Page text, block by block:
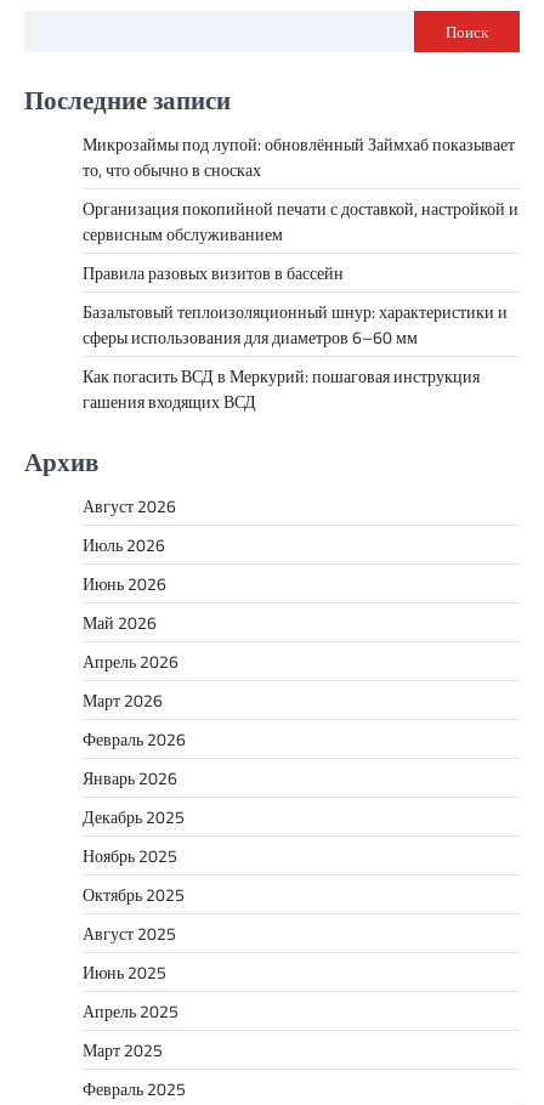
Поиск
Последние записи
Микрозаймы под лупой: обновлённый Займхаб показывает
то, что обычно в сносках
Организация покопийной печати с доставкой, настройкой и
сервисным обслуживанием
Правила разовых визитов в бассейн
Базальтовый теплоизоляционный шнур: характеристики и
сферы использования для диаметров 6–60 мм
Как погасить ВСД в Меркурий: пошаговая инструкция
гашения входящих ВСД
Архив
Август 2026
Июль 2026
Июнь 2026
Май 2026
Апрель 2026
Март 2026
Февраль 2026
Январь 2026
Декабрь 2025
Ноябрь 2025
Октябрь 2025
Август 2025
Июнь 2025
Апрель 2025
Март 2025
Февраль 2025